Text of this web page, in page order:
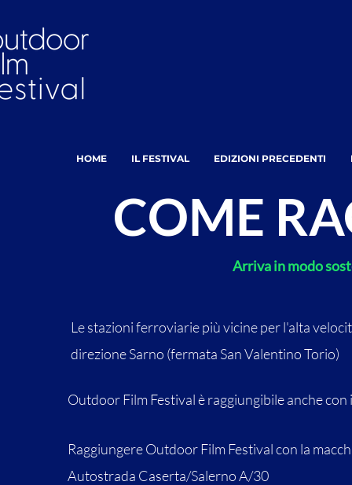
HOME IL FESTIVAL EDIZIONI PRECEDENTI
COME
Arriva in modo
Le stazioni ferroviarie più vicine per l'alta
direzione Sarno (fermata San Valentino Torio)
Outdoor Film Festival è raggiungibile anche
Raggiungere Outdoor Film Festival con la
Autostrada Caserta/Salerno A/30